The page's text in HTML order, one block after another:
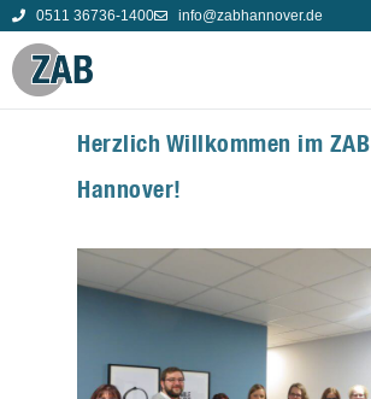
0511 36736-1400 info@zabhannover.de
Herzlich Willkommen im ZAB
Hannover!